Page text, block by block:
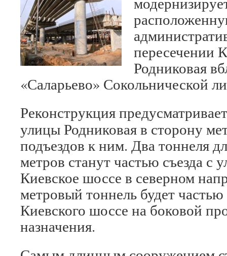
пересечении
Родниковая
«Саларьево» Сокольнической
Реконструкция
улицы Родниковая в сторону
подъездов к ним. Два тоннеля
метров станут частью съезда с
Киевское шоссе в северном
метровый тоннель будет
Киевского шоссе на боковой
назначения.